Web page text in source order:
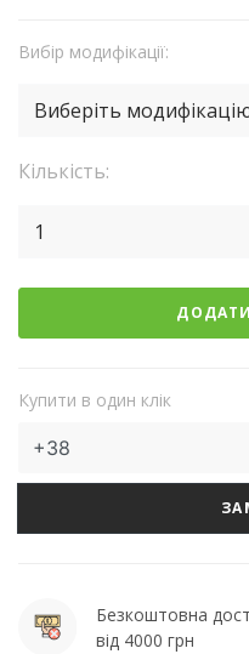
Вибір модифікації:
Виберіть
Кількість:
1
Купити в один клік
Безкоштовна
від 4000 грн